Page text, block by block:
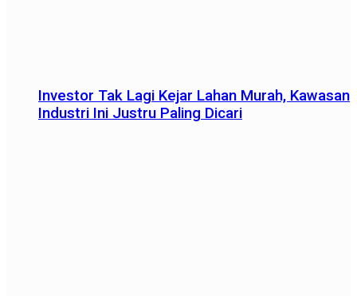
Investor Tak Lagi Kejar Lahan Murah, Kawasan
Industri Ini Justru Paling Dicari